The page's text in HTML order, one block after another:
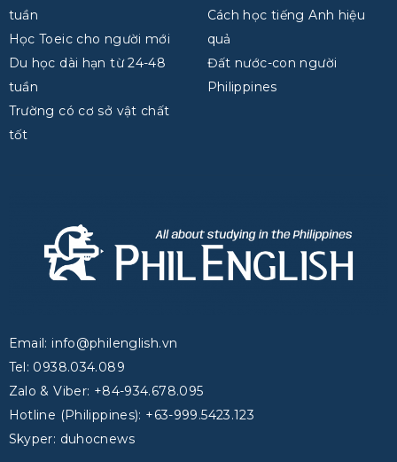
tuần
Học Toeic cho người mới
Du học dài hạn từ 24-48
tuần
Trường có cơ sở vật chất
tốt
Cách học tiếng Anh hiệu
quả
Đất nước-con người
Philippines
Email: info@philenglish.vn
Tel: 0938.034.089
Zalo & Viber: +84-934.678.095
Hotline (Philippines): +63-999.5423.123
Skyper: duhocnews